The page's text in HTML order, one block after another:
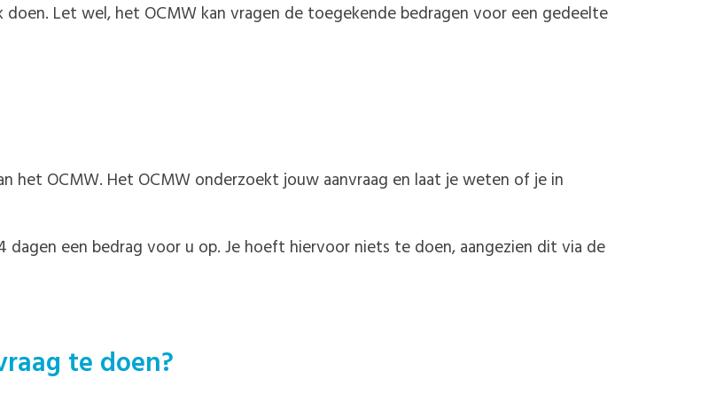
doen. Let wel, het OCMW kan vragen de toegekende bedragen voor een gedeelte
het OCMW. Het OCMW onderzoekt jouw aanvraag en laat je weten of je in
dagen een bedrag voor u op. Je hoeft hiervoor niets te doen, aangezien dit via de
te doen?